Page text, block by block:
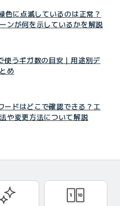
色に点滅しているのは正常？
ンが何を示しているかを解説
使うギガ数の目安｜用途別デ
め
ドはどこで確認できる？エ
や変更方法について解説